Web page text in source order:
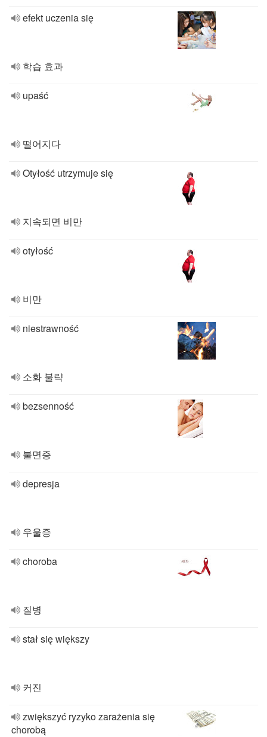
efekt uczenia się
학습 효과
upaść
떨어지다
Otyłość utrzymuje się
지속되면 비만
otyłość
비만
niestrawność
소화 불략
bezsenność
불면증
depresja
우울증
choroba
질병
stał się większy
커진
zwiększyć ryzyko zarażenia się
chorobą